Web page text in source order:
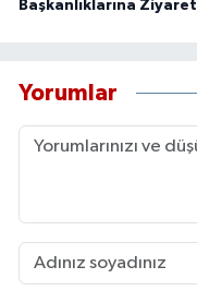
Başkanlıklarına Ziyaret
Yorumlar